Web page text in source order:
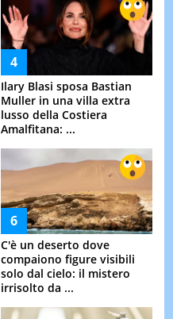
Ilary Blasi sposa Bastian
Muller in una villa extra
lusso della Costiera
Amalfitana: ...
C'è un deserto dove
compaiono figure visibili
solo dal cielo: il mistero
irrisolto da ...